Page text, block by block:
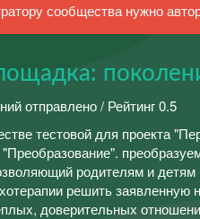
сообщества нужно
отправлено / Рейтинг 0.5
тестовой для проекта
"Преобразование".
родителям и детям
решить
доверительных